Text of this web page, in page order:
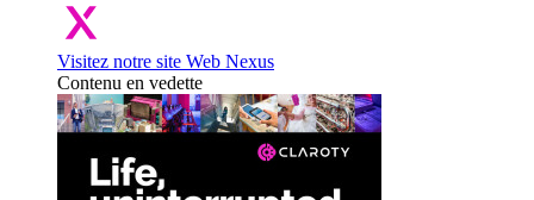
Visitez notre site Web Nexus
Contenu en vedette